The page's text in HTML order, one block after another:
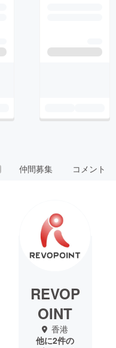
仲間募集 コメント
REVOP
OINT
香港
他に2件の